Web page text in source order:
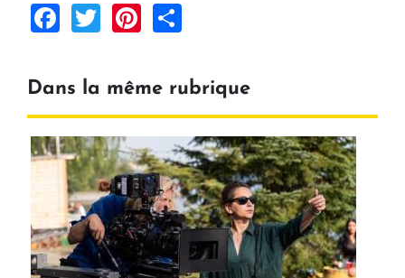
Facebook
TwitterPinterest
Dans la même rubrique